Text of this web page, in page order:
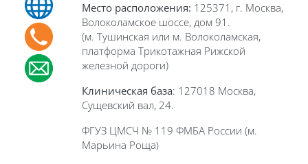
Место расположения: 125371, г. Москва,
Волоколамское шоссе, дом 91.
(м. Тушинская или м. Волоколамская,
платформа Трикотажная Рижской
железной дороги)
Клиническая база: 127018 Москва,
Сущевский вал, 24.
ФГУЗ ЦМСЧ № 119 ФМБА России (м.
Марьина Роща)